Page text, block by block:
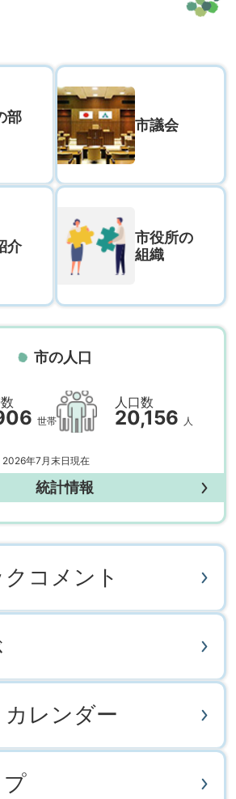
採用 養父市職員候
（日程B）を実施
27日
ーンシップ参加者
23日
ービス導入業務に
ロポーザルの実施
部
市議会
介
市役所の
組織
市の人口
世帯
人口数
20,156 人
2026年7月末日現在
統計情報
コメント
レンダー